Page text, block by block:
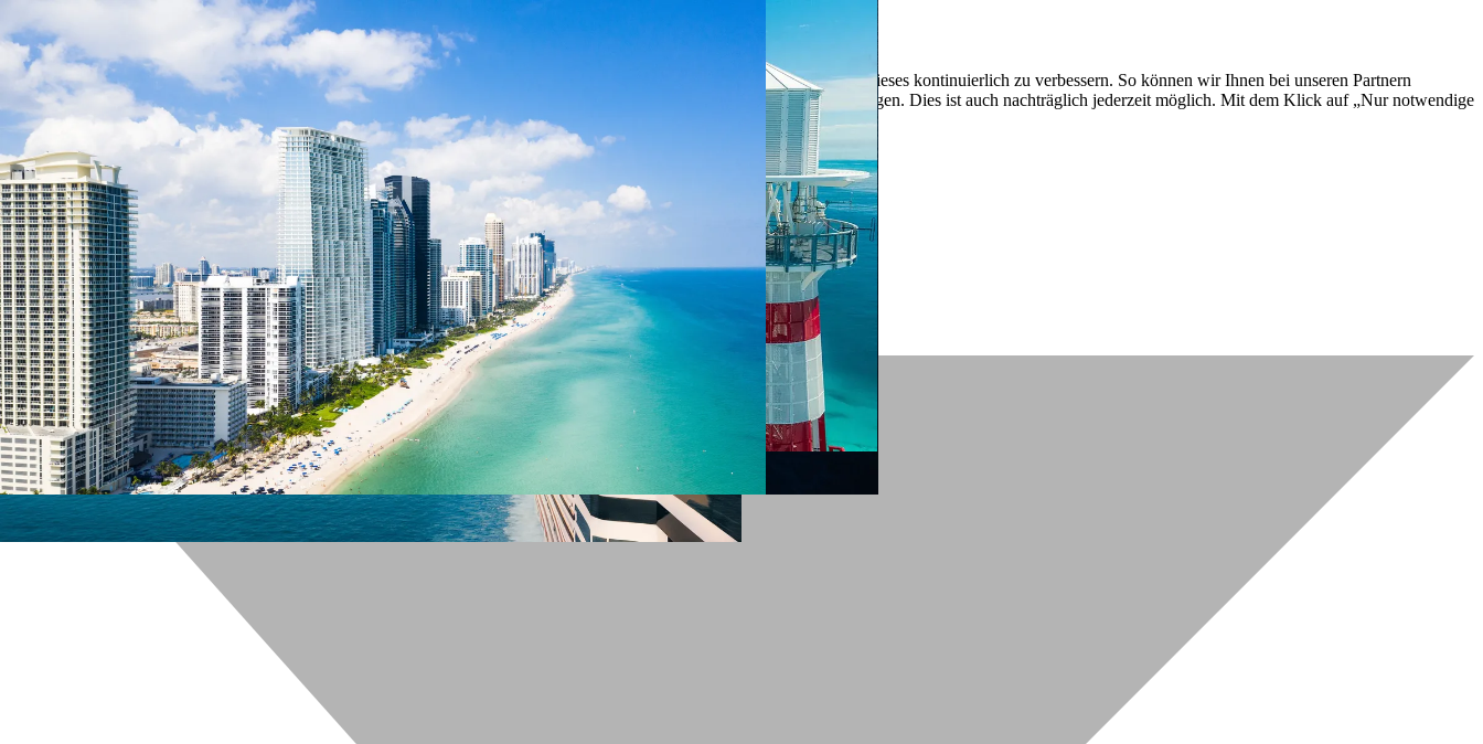
Unvergleichlich lecker
Mit dem Klick auf „geht klar” ermöglichen Sie uns Ihnen über Cookies ein verbessertes Nutzungserlebnis zu servieren und dieses kontinuierlich zu verbessern. So können wir Ihnen bei unseren Partnern
personalisierte Werbung und passende Angebote anzeigen. Über „anpassen” können Sie Ihre persönlichen Präferenzen festlegen. Dies ist auch nachträglich jederzeit möglich. Mit dem Klick auf „Nur notwendige
Cookies” werden lediglich technisch notwendige Cookies gespeichert.
Anpassen
Datenschutzerklärung
Cookierichtlinie
Impressum
« zurück
Ihre Cookie-Präferenzen verwalten
Wählen Sie, welche Cookies Sie auf check24.de akzeptieren.
Die Cookierichtlinie finden Siehier.
Notwendig